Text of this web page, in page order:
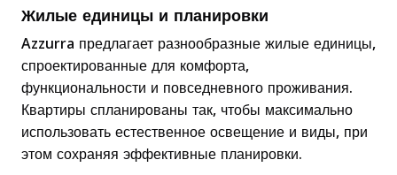
Жилые единицы и планировки
Azzurra предлагает разнообразные жилые единицы,
спроектированные для комфорта,
функциональности и повседневного проживания.
Квартиры спланированы так, чтобы максимально
использовать естественное освещение и виды, при
этом сохраняя эффективные планировки.